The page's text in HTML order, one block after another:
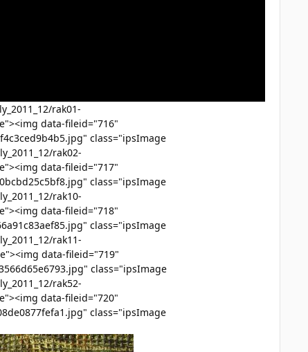
rak01-
data-fileid="716"
class="ipsImage
rak02-
data-fileid="717"
class="ipsImage
rak10-
data-fileid="718"
class="ipsImage
rak11-
data-fileid="719"
class="ipsImage
rak52-
data-fileid="720"
class="ipsImage